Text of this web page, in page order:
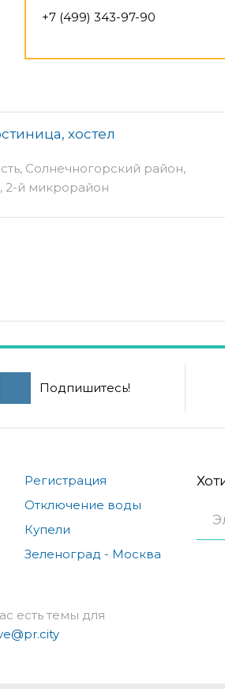
+7 (499) 343-97-90
хостел
Солнечногорский район,
2-й микрорайон
Подпишитесь!
Регистрация
Отключение воды
Купели
Зеленоград - Москва
есть темы для